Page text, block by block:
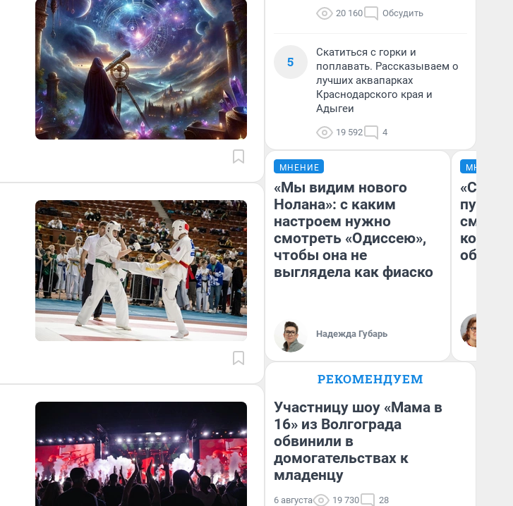
20 160 Обсудить
5
Скатиться с горки и
поплавать. Рассказываем о
лучших аквапарках
Краснодарского края и
Адыгеи
19 592 4
МНЕНИЕ
«Мы видим нового
Нолана»: с каким
настроем нужно
смотреть «Одиссею»,
чтобы она не
выглядела как фиаско
Надежда Губарь
МНЕНИЕ
РЕКОМЕНДУЕМ
Участницу шоу «Мама в
16» из Волгограда
обвинили в
домогательствах к
младенцу
6 августа 19 730 28